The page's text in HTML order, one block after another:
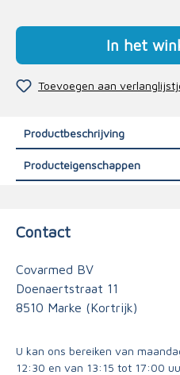
In het
Toevoegen aan
Productbeschrijving
Producteigenschappen
Contact
Covarmed BV
Doenaertstraat 11
8510 Marke (Kortrijk)
U kan ons bereiken van
12:30 en van 13:15 tot 17:00